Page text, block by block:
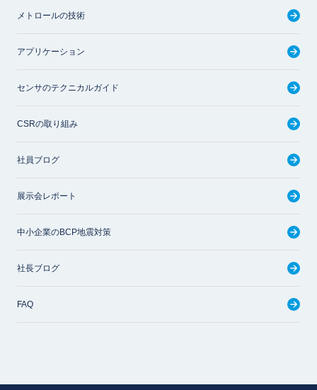
メトロールの技術
アプリケーション
センサのテクニカルガイド
CSRの取り組み
社員ブログ
展示会レポート
中小企業のBCP地震対策
社長ブログ
FAQ